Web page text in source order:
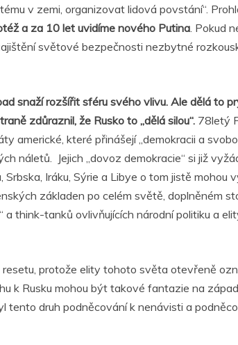
v zemi, organizovat lidová povstání“.
a za 10 let uvidíme nového Putina. Pokud
světové bezpečnosti nezbytné
snaží rozšířit sféru svého vlivu. Ale dělá to
zdůraznil, že Rusko to „dělá silou“. 78letý
americké, které přinášejí „demokracii a
náletů. Jejich „dovoz demokracie“ si již
Iráku, Sýrie a Libye o tom jistě mohou
základen po celém světě, doplněném
think-tanků ovlivňujících národní politiku a
protože elity tohoto světa otevřeně
k Rusku mohou být takové fantazie na
druh podněcování k nenávisti a